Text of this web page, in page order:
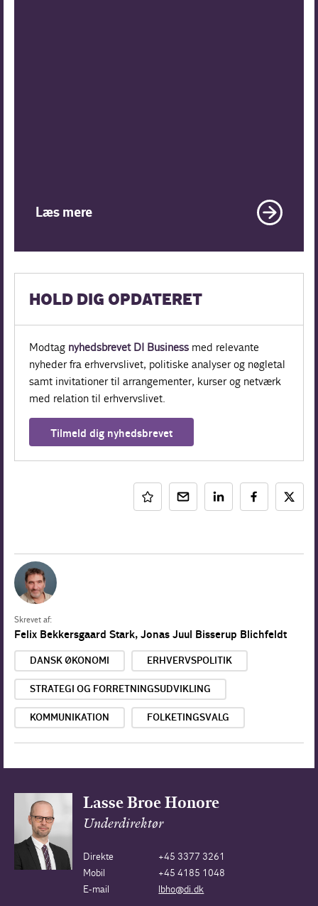
Læs mere
HOLD DIG OPDATERET
Modtag nyhedsbrevet DI Business med relevante
nyheder fra erhvervslivet, politiske analyser og nøgletal
samt invitationer til arrangementer, kurser og netværk
med relation til erhvervslivet.
Tilmeld dig nyhedsbrevet
Skrevet af:
Felix Bekkersgaard Stark, Jonas Juul Bisserup Blichfeldt
DANSK ØKONOMI ERHVERVSPOLITIK
STRATEGI OG FORRETNINGSUDVIKLING
KOMMUNIKATION FOLKETINGSVALG
Lasse Broe Honore
Underdirektør
Direkte
+45 3377 3261
Mobil
+45 4185 1048
E-mail
lbho@di.dk